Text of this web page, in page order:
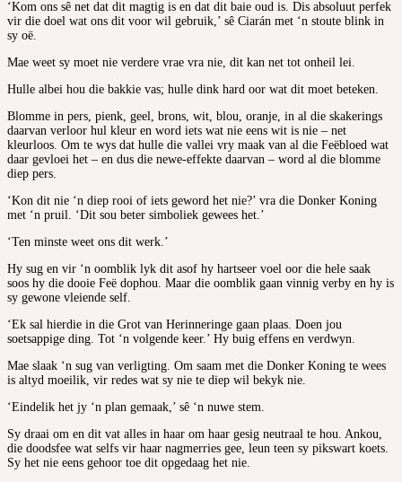
‘Kom ons sê net dat dit magtig is en dat dit baie oud is. Dis absoluut perfek
vir die doel wat ons dit voor wil gebruik,’ sê Ciarán met ‘n stoute blink in
sy oë.
Mae weet sy moet nie verdere vrae vra nie, dit kan net tot onheil lei.
Hulle albei hou die bakkie vas; hulle dink hard oor wat dit moet beteken.
Blomme in pers, pienk, geel, brons, wit, blou, oranje, in al die skakerings
daarvan verloor hul kleur en word iets wat nie eens wit is nie – net
kleurloos. Om te wys dat hulle die vallei vry maak van al die Feëbloed wat
daar gevloei het – en dus die newe-effekte daarvan – word al die blomme
diep pers.
‘Kon dit nie ‘n diep rooi of iets geword het nie?’ vra die Donker Koning
met ‘n pruil. ‘Dit sou beter simboliek gewees het.’
‘Ten minste weet ons dit werk.’
Hy sug en vir ‘n oomblik lyk dit asof hy hartseer voel oor die hele saak
soos hy die dooie Feë dophou. Maar die oomblik gaan vinnig verby en hy is
sy gewone vleiende self.
‘Ek sal hierdie in die Grot van Herinneringe gaan plaas. Doen jou
soetsappige ding. Tot ‘n volgende keer.’ Hy buig effens en verdwyn.
Mae slaak ‘n sug van verligting. Om saam met die Donker Koning te wees
is altyd moeilik, vir redes wat sy nie te diep wil bekyk nie.
‘Eindelik het jy ‘n plan gemaak,’ sê ‘n nuwe stem.
Sy draai om en dit vat alles in haar om haar gesig neutraal te hou. Ankou,
die doodsfee wat selfs vir haar nagmerries gee, leun teen sy pikswart koets.
Sy het nie eens gehoor toe dit opgedaag het nie.